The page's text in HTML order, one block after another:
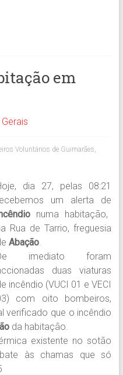
em
Voluntários de Guimarães,
dia 27, pelas 08:21
um alerta de
numa habitação,
Rua de Tarrio, freguesia
Abação.
imediato foram
duas viaturas
incêndio (VUCI 01 e VECI
com oito bombeiros,
verificado que o incêndio
da habitação.
existente no sotão
às chamas que só